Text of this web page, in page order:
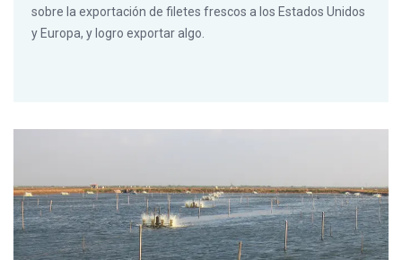
sobre la exportación de filetes frescos a los Estados Unidos
y Europa, y logro exportar algo.